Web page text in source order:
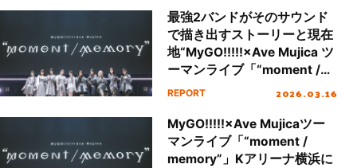
最強2バンドがそのサウンド
で描き出すストーリーと現在
地“MyGO!!!!!×Ave Mujica ツ
ーマンライブ「“moment /
memory”」”レポート
REPORT 2026.03.16
MyGO!!!!!×Ave Mujicaツー
マンライブ「“moment /
memory”」Kアリーナ横浜に